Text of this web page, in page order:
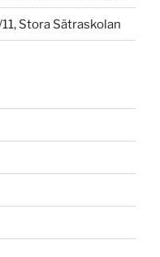
Stora Sätraskolan